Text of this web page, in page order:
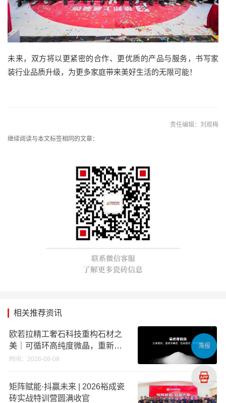
未来，双方将以更紧密的合作、更优质的产品与服务，书写家
装行业品质升级，为更多家庭带来美好生活的无限可能！
责任编辑：刘观梅
继续阅读与本文标签相同的文章：
相关推荐资讯
欧若拉精工奢石科技重构石材之
美｜可循环高纯度微晶，重新定
义高端奢石原料
时间：2026-08-08
矩阵赋能·抖赢未来 | 2026裕成瓷
砖实战特训营圆满收官
海报